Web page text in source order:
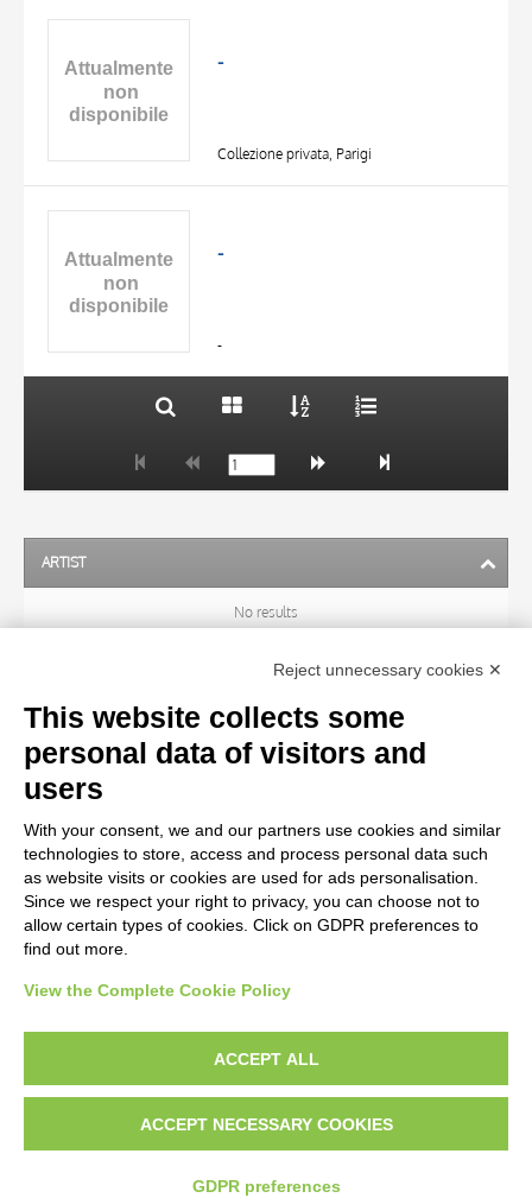
-
Collezione privata, Parigi
-
-
TITLE
ARTIST
No results
OBJECT
LOCATION
CENTURY
diritto d’autore, legge 22 aprile 1941 n. 633. I diritti degli autori, degli artisti e
dei fotografi che hanno realizzato le opere e le immagini, degli enti e delle
istituzioni che ne sono proprietari, sono riservati. Si vieta quindi la
riproduzione con qualsiasi mezzo effettuata, anche per uso gratuito o
personale.
Reject unnecessary cookies ✕
This website collects some
personal data of visitors and
users
With your consent, we and our partners use cookies and similar
technologies to store, access and process personal data such
as website visits or cookies are used for ads personalisation.
Since we respect your right to privacy, you can choose not to
allow certain types of cookies. Click on GDPR preferences to
find out more.
View the Complete Cookie Policy
ACCEPT ALL
ACCEPT NECESSARY COOKIES
GDPR preferences